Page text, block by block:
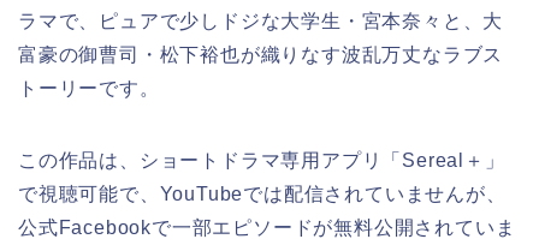
ラマで、ピュアで少しドジな大学生・宮本奈々と、大
富豪の御曹司・松下裕也が織りなす波乱万丈なラブス
トーリーです。
この作品は、ショートドラマ専用アプリ「Sereal＋」
で視聴可能で、YouTubeでは配信されていませんが、
公式Facebookで一部エピソードが無料公開されていま